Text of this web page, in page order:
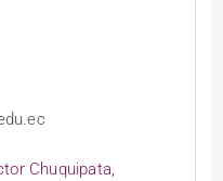
Chuquipata,